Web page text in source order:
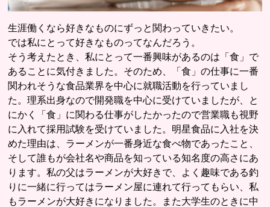
生涯働くなら好きなものにずっと関わっていきたい。
では私にとって好きなものってなんだろう。
そう考えたとき、私にとって一番興味があるのは「食」で
あることに気付きました。そのため、「食」の仕事に一番
関われそうな食品業界を中心に就職活動を行っていまし
た。理系出身なので開発職を中心に受けていましたが、と
にかく「食」に関わる仕事がしたかったので営業職も視野
に入れて採用試験を受けていました。明星食品に入社を決
めた理由は、ラーメンが一番身近な食べ物であったこと、
そして誰もが会社名や商品を知っている知名度の高さにあ
ります。私の父はラーメンが大好きで、よく趣味である釣
りに一緒に行ってはラーメン屋に連れて行ってもらい、私
もラーメンが大好きになりました。また大学生のときに中